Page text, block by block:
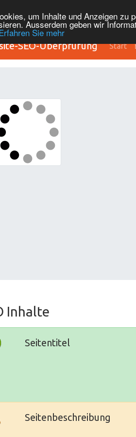
um Inhalte und Anzeigen zu
Ausserdem geben wir
Sie mehr
SEO-Überprüfung Start
Inhalte
Seitentitel
Seitenbeschreibung